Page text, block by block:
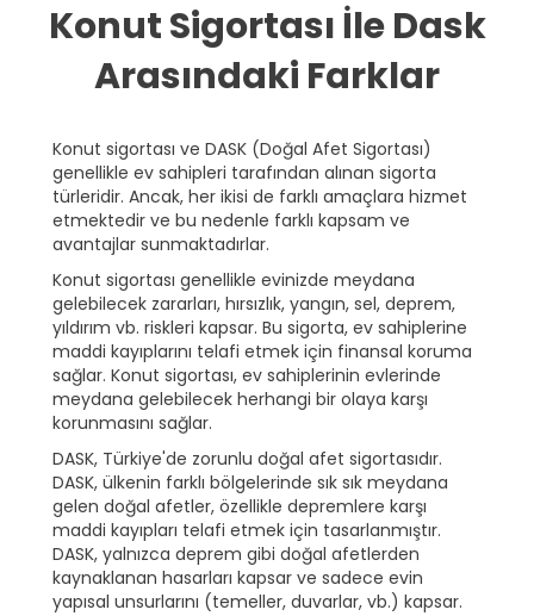
Konut Sigortası İle Dask
Arasındaki Farklar
Konut sigortası ve DASK (Doğal Afet Sigortası)
genellikle ev sahipleri tarafından alınan sigorta
türleridir. Ancak, her ikisi de farklı amaçlara hizmet
etmektedir ve bu nedenle farklı kapsam ve
avantajlar sunmaktadırlar.
Konut sigortası genellikle evinizde meydana
gelebilecek zararları, hırsızlık, yangın, sel, deprem,
yıldırım vb. riskleri kapsar. Bu sigorta, ev sahiplerine
maddi kayıplarını telafi etmek için finansal koruma
sağlar. Konut sigortası, ev sahiplerinin evlerinde
meydana gelebilecek herhangi bir olaya karşı
korunmasını sağlar.
DASK, Türkiye'de zorunlu doğal afet sigortasıdır.
DASK, ülkenin farklı bölgelerinde sık sık meydana
gelen doğal afetler, özellikle depremlere karşı
maddi kayıpları telafi etmek için tasarlanmıştır.
DASK, yalnızca deprem gibi doğal afetlerden
kaynaklanan hasarları kapsar ve sadece evin
yapısal unsurlarını (temeller, duvarlar, vb.) kapsar.